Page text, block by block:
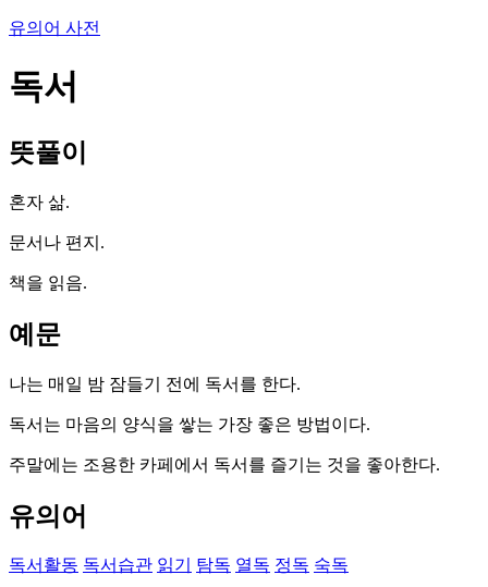
유의어 사전
독서
뜻풀이
혼자 삶.
문서나 편지.
책을 읽음.
예문
나는 매일 밤 잠들기 전에 독서를 한다.
독서는 마음의 양식을 쌓는 가장 좋은 방법이다.
주말에는 조용한 카페에서 독서를 즐기는 것을 좋아한다.
유의어
독서활동 독서습관 읽기 탐독 열독 정독 숙독